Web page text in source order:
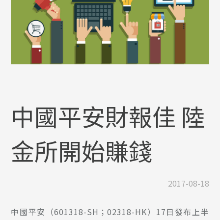
中國平安財報佳 陸
金所開始賺錢
2017-08-18
中國平安（601318-SH；02318-HK）17日發布上半